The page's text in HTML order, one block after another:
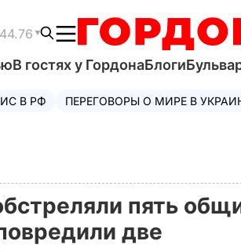
В гостях у ГордонаБлоги
В РФ ПЕРЕГОВОРЫ О МИРЕ В
пять
две